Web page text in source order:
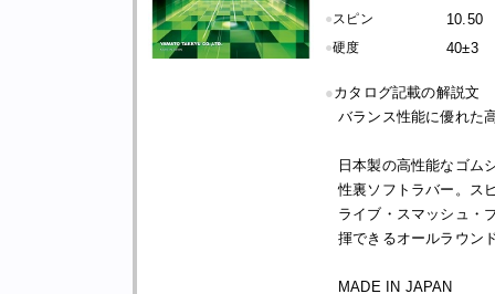
●スピン 10.50
●硬度 40±3
●カタログ記載の解説文
バランス性能に優れた
日本製の高性能なゴム
性裏ソフトラバー。ス
ライブ・スマッシュ・
揮できるオールラウン
MADE IN JAPAN